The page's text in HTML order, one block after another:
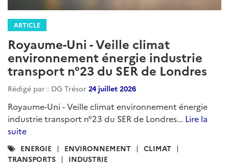
ARTICLE
Royaume-Uni - Veille climat
environnement énergie industrie
transport n°23 du SER de Londres
Rédigé par : DG Trésor 24 juillet 2026
Royaume-Uni - Veille climat environnement énergie
industrie transport n°23 du SER de Londres... Lire la
suite
Catégories
:
ENERGIE ENVIRONNEMENT
CLIMAT
TRANSPORTS
INDUSTRIE